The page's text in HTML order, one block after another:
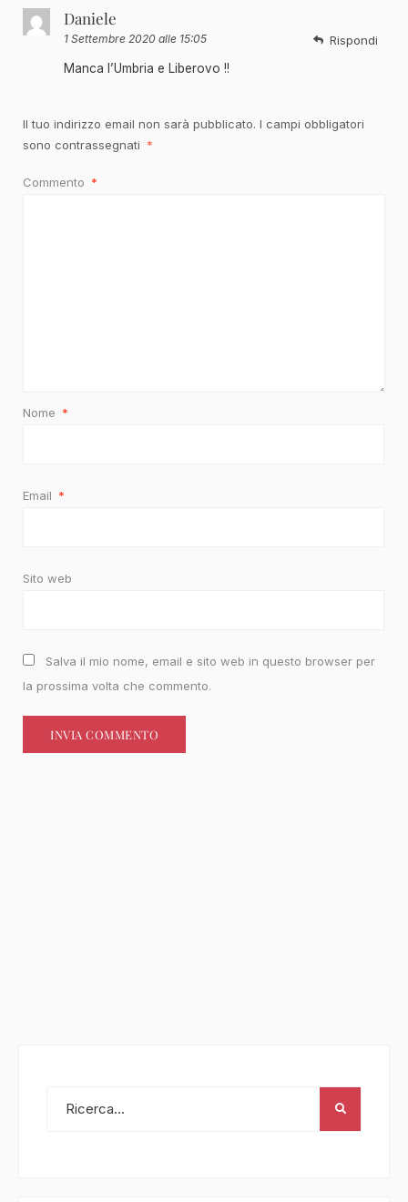
Daniele
1 Settembre 2020 alle 15:05
Manca l’Umbria e Liberovo !!
Rispondi
Il tuo indirizzo email non sarà pubblicato. I campi obbligatori
sono contrassegnati *
Commento *
Nome *
Email *
Sito web
Salva il mio nome, email e sito web in questo browser per
la prossima volta che commento.